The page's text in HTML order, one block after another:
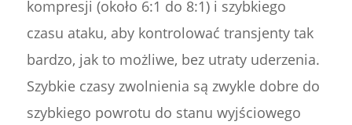
kompresji (około 6:1 do 8:1) i szybkiego
czasu ataku, aby kontrolować transjenty tak
bardzo, jak to możliwe, bez utraty uderzenia.
Szybkie czasy zwolnienia są zwykle dobre do
szybkiego powrotu do stanu wyjściowego